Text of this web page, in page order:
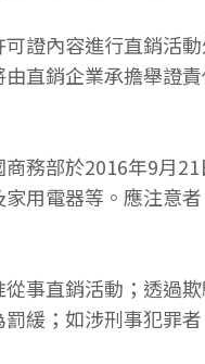
證內容進行直銷活
直銷企業承擔舉證
務部於2016年9月
用電器等。應注意
事直銷活動；透過
緩；如涉刑事犯罪